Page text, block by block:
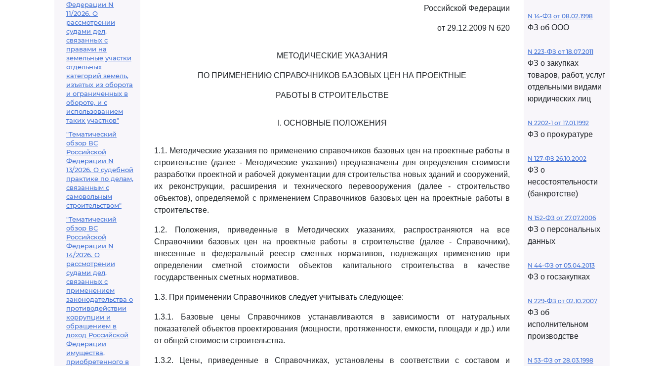
Федерации N
11/2026. О
рассмотрении
судами дел,
связанных с
правами на
земельные участки
отдельных
категорий земель,
изъятых из оборота
и ограниченных в
обороте, и с
использованием
таких участков"
"Тематический
обзор ВС
Российской
Федерации N
13/2026. О судебной
практике по делам,
связанным с
самовольным
строительством"
"Тематический
обзор ВС
Российской
Федерации N
14/2026. О
рассмотрении
судами дел,
связанных с
применением
законодательства о
противодействии
коррупции и
обращением в
доход Российской
Федерации
имущества,
приобретенного в
Российской Федерации
от 29.12.2009 N 620
МЕТОДИЧЕСКИЕ УКАЗАНИЯ
ПО ПРИМЕНЕНИЮ СПРАВОЧНИКОВ БАЗОВЫХ ЦЕН НА ПРОЕКТНЫЕ
РАБОТЫ В СТРОИТЕЛЬСТВЕ
I. ОСНОВНЫЕ ПОЛОЖЕНИЯ
1.1. Методические указания по применению справочников базовых цен на проектные работы в
строительстве (далее - Методические указания) предназначены для определения стоимости
разработки проектной и рабочей документации для строительства новых зданий и сооружений,
их реконструкции, расширения и технического перевооружения (далее - строительство
объектов), определяемой с применением Справочников базовых цен на проектные работы в
строительстве.
1.2. Положения, приведенные в Методических указаниях, распространяются на все
Справочники базовых цен на проектные работы в строительстве (далее - Справочники),
внесенные в федеральный реестр сметных нормативов, подлежащих применению при
определении сметной стоимости объектов капитального строительства в качестве
государственных сметных нормативов.
1.3. При применении Справочников следует учитывать следующее:
1.3.1. Базовые цены Справочников устанавливаются в зависимости от натуральных
показателей объектов проектирования (мощности, протяженности, емкости, площади и др.) или
от общей стоимости строительства.
1.3.2. Цены, приведенные в Справочниках, установлены в соответствии с составом и
N 14-ФЗ от 08.02.1998
ФЗ об ООО
N 223-ФЗ от 18.07.2011
ФЗ о закупках
товаров, работ, услуг
отдельными видами
юридических лиц
N 2202-1 от 17.01.1992
ФЗ о прокуратуре
N 127-ФЗ 26.10.2002
ФЗ о
несостоятельности
(банкротстве)
N 152-ФЗ от 27.07.2006
ФЗ о персональных
данных
N 44-ФЗ от 05.04.2013
ФЗ о госзакупках
N 229-ФЗ от 02.10.2007
ФЗ об
исполнительном
производстве
N 53-ФЗ от 28.03.1998